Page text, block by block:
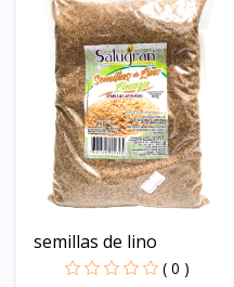
semillas de lino
( 0 )